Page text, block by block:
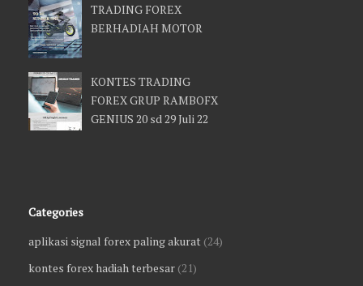
TRADING FOREX
BERHADIAH MOTOR
KONTES TRADING
FOREX GRUP RAMBOFX
GENIUS 20 sd 29 Juli 22
Categories
aplikasi signal forex paling akurat (24)
kontes forex hadiah terbesar (21)